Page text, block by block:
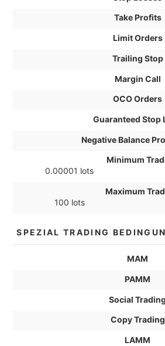
Take Profits
Limit Orders
Trailing Stop
Margin Call
OCO Orders
Guaranteed Stop
Negative Balance
Minimum
0.00001 lots
Maximum
100 lots
SPEZIAL TRADING
MAM
PAMM
Social Trading
Copy Trading
LAMM